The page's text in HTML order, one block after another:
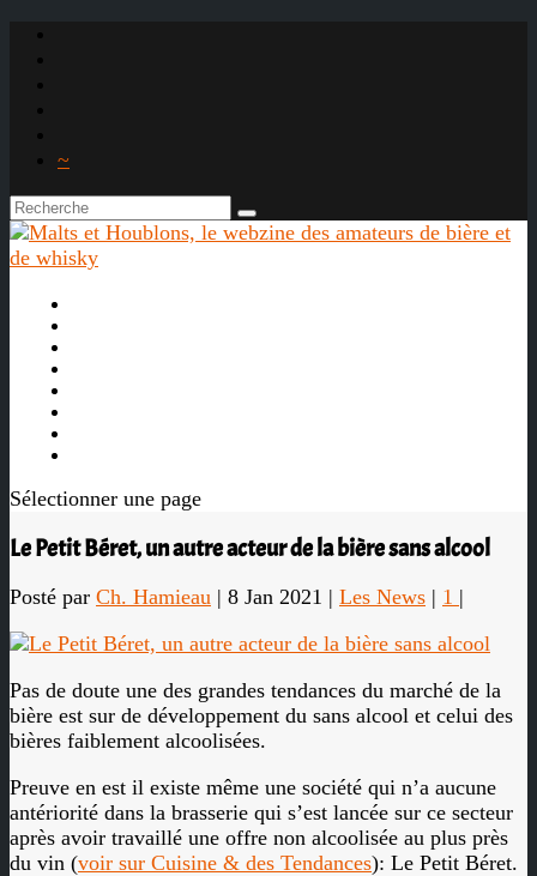
~
Sélectionner une page
Le Petit Béret, un autre acteur de la bière sans alcool
Posté par Ch. Hamieau | 8 Jan 2021 | Les News | 1 |
Pas de doute une des grandes tendances du marché de la
bière est sur de développement du sans alcool et celui des
bières faiblement alcoolisées.
Preuve en est il existe même une société qui n’a aucune
antériorité dans la brasserie qui s’est lancée sur ce secteur
après avoir travaillé une offre non alcoolisée au plus près
du vin (voir sur Cuisine & des Tendances): Le Petit Béret.